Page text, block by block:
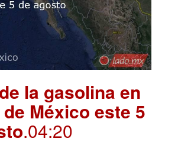
la gasolina en
México este 5
.04:20